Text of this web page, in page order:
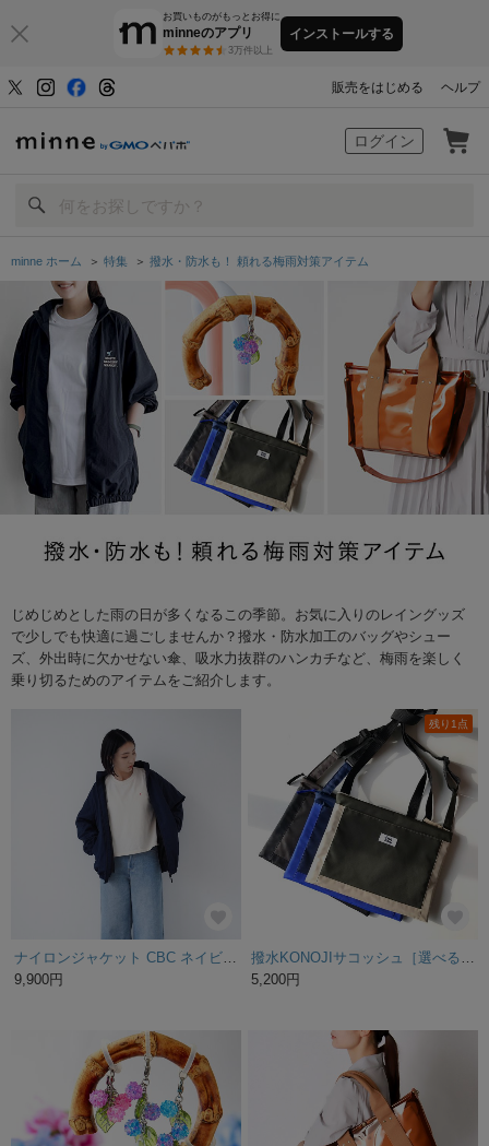
お買いものがもっとお得に
minneのアプリ
3万件以上
インストールする
販売をはじめる ヘルプ
ログイン
minne ホーム ＞ 特集 ＞ 撥水・防水も！ 頼れる梅雨対策アイテム
じめじめとした雨の日が多くなるこの季節。お気に入りのレイングッズ
で少しでも快適に過ごしませんか？撥水・防水加工のバッグやシュー
ズ、外出時に欠かせない傘、吸水力抜群のハンカチなど、梅雨を楽しく
乗り切るためのアイテムをご紹介します。
9,900円
残り1点
5,200円